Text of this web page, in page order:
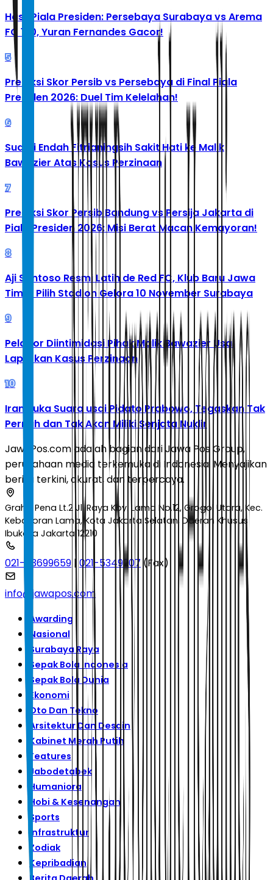
Hasil Piala Presiden: Persebaya Surabaya vs Arema
FC 1-0, Yuran Fernandes Gacor!
5
Prediksi Skor Persib vs Persebaya di Final Piala
Presiden 2026: Duel Tim Kelelahan!
6
Suami Endah Fitrianingsih Sakit Hati ke Malik
Bawazier Atas Kasus Perzinaan
7
Prediksi Skor Persib Bandung vs Persija Jakarta di
Piala Presiden 2026: Misi Berat Macan Kemayoran!
8
Aji Santoso Resmi Latih de Red FC, Klub Baru Jawa
Timur Pilih Stadion Gelora 10 November Surabaya
9
Pelapor Diintimidasi Pihak Malik Bawazier Usai
Laporkan Kasus Perzinaan
10
Iran Buka Suara usai Pidato Prabowo, Tegaskan Tak
Pernah dan Tak Akan Miliki Senjata Nuklir
JawaPos.com adalah bagian dari Jawa Pos Group,
perusahaan media terkemuka di Indonesia. Menyajikan
berita terkini, akurat, dan terpercaya.
Graha Pena Lt.2 Jl. Raya Kby. Lama No.12, Grogol Utara, Kec.
Kebayoran Lama, Kota Jakarta Selatan, Daerah Khusus
Ibukota Jakarta 12210
021-53699659 | 021-5349207 (Fax)
info@jawapos.com
Awarding
Nasional
Surabaya Raya
Sepak Bola Indonesia
Sepak Bola Dunia
Ekonomi
Oto Dan Tekno
Arsitektur Dan Desain
Kabinet Merah Putih
Features
Jabodetabek
Humaniora
Hobi & Kesenangan
Sports
Infrastruktur
Zodiak
Kepribadian